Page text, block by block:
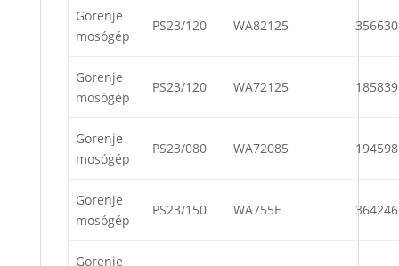
Gorenje
mosógép
PS23/120 WA82125 356630
Gorenje
mosógép
PS23/120 WA72125 185839
Gorenje
mosógép
PS23/080 WA72085 194598
Gorenje
mosógép
PS23/150 WA755E 364246
Gorenje